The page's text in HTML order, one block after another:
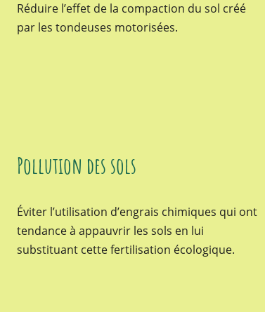
Réduire l’effet de la compaction du sol créé
par les tondeuses motorisées.
Pollution des sols
Éviter l’utilisation d’engrais chimiques qui ont
tendance à appauvrir les sols en lui
substituant cette fertilisation écologique.